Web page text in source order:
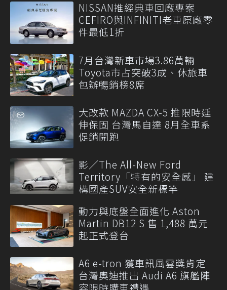
NISSAN推經典車回廠專案
CEFIRO與INFINITI老車原廠零
件最低1折
7月台灣新車市場3.86萬輛
Toyota市占突破3成、休旅車
包辦暢銷榜8席
大改款 MAZDA CX-5 推限時延
伸保固 台灣馬自達 8月全車系
促銷開跑
影／The All-New Ford
Territory「特有的安全感」 建
構國產SUV安全新標竿
動力與底盤全面進化 Aston
Martin DB12 S 售 1,488 萬元
起正式登台
A6 e-tron 獲車訊風雲獎肯定
台灣奧迪推出 Audi A6 旗艦陣